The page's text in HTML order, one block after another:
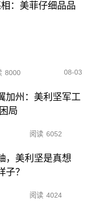
：美菲仔细品品
8000 08-03
加州：美利坚军工
局
阅读 6052
，美利坚是真想
子？
阅读 4024